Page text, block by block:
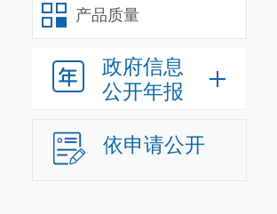
产品质量
政府信息
公开年报
依申请公开